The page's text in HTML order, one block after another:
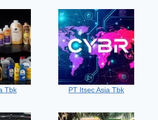
Tbk PT Itsec Asia Tbk